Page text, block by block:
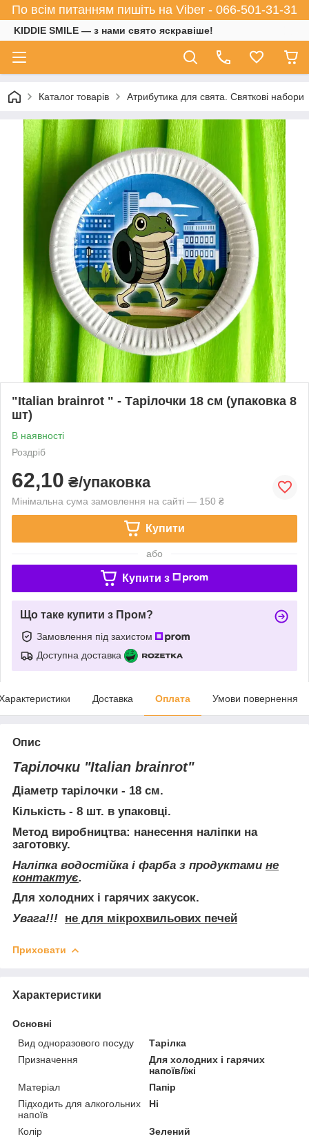
По всім питанням пишіть на Viber - 066-501-31-31
KIDDIE SMILE — з нами свято яскравіше!
Каталог товарів Атрибутика для свята. Святкові набори
"Italian brainrot " - Тарілочки 18 см (упаковка 8
шт)
В наявності
Роздріб
62,10 ₴/упаковка
Мінімальна сума замовлення на сайті — 150 ₴
Купити
або
Купити з
Що таке купити з Пром?
Замовлення під захистом
Доступна доставка
Доставка Оплата Умови повернення
Опис
Тарілочки "Italian brainrot"
Діаметр тарілочки - 18 см.
Кількість - 8 шт. в упаковці.
Метод виробництва: нанесення наліпки на
заготовку.
Наліпка водостійка і фарба з продуктами не
контактує.
Для холодних і гарячих закусок.
Увага!!! не для мікрохвильових печей
Приховати
Характеристики
Основні
Вид одноразового посуду
Тарілка
Призначення
Для холодних і гарячих
напоїв/їжі
Матеріал
Папір
Підходить для алкогольних
напоїв
Ні
Колір
Зелений